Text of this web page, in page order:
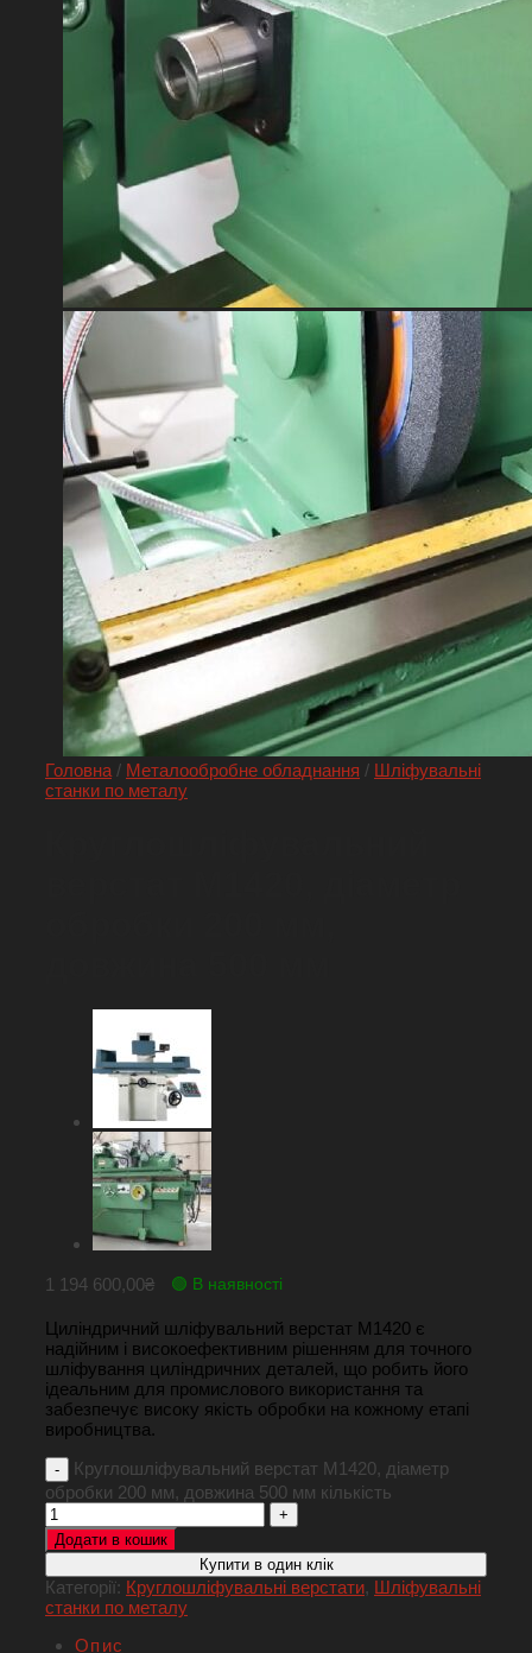
Головна / Металообробне обладнання / Шліфувальні
станки по металу
1 194 600,00₴ 🟢 В наявності
Циліндричний шліфувальний верстат M1420 є
надійним і високоефективним рішенням для точного
шліфування циліндричних деталей, що робить його
ідеальним для промислового використання та
забезпечує високу якість обробки на кожному етапі
виробництва.
Круглошліфувальний верстат M1420, діаметр
обробки 200 мм, довжина 500 мм кількість
Додати в кошик
Купити в один клік
Категорії: Круглошліфувальні верстати, Шліфувальні
станки по металу
Опис